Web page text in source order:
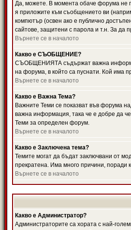
Да, можете. В момента обаче форума не
я приложите към съобщението ви
компютър (освен ако е публично
сайтове, защитени с парола и т.н. За да
Върнете се в началото
Какво е СЪОБЩЕНИЕ?
СЪОБЩЕНИЯТА съдържат важна
на форума, в който са пуснати. Кой
Върнете се в началото
Какво е Важна Тема?
Важните Теми се показват във форума
важна информация, така че е добре да
Теми за определен форум.
Върнете се в началото
Какво е Заключена тема?
Темите могат да бъдат заключвани от
прекратена. Има много причини, поради
Върнете се в началото
Какво е Администратор?
Администраторите са хората с най-